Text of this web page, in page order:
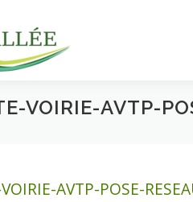
VOIRIE-AVTP-
AVTP-POSE-